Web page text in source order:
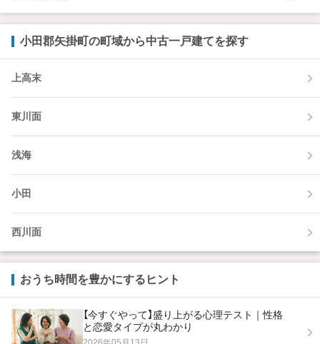
小田郡矢掛町の町域から中古一戸建てを探す
上高末
東川面
浅海
小田
西川面
おうち時間を豊かにするヒント
【今すぐやって】盛り上がる心理テスト｜性格
と恋愛タイプが丸わかり